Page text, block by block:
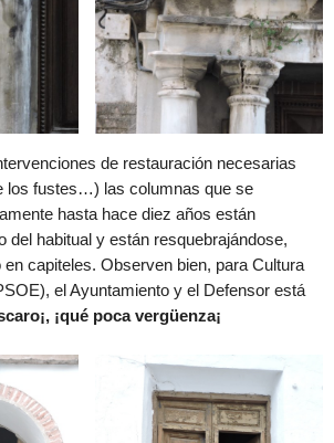
de restauración necesarias
los fustes…) las columnas que se
hasta hace diez años están
del habitual y están resquebrajándose,
capiteles. Observen bien, para Cultura
el Ayuntamiento y el Defensor está
¡qué poca vergüenza¡